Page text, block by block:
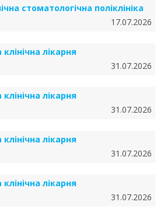
стоматологічна поліклініка
17.07.2026
лікарня
31.07.2026
лікарня
31.07.2026
лікарня
31.07.2026
лікарня
31.07.2026